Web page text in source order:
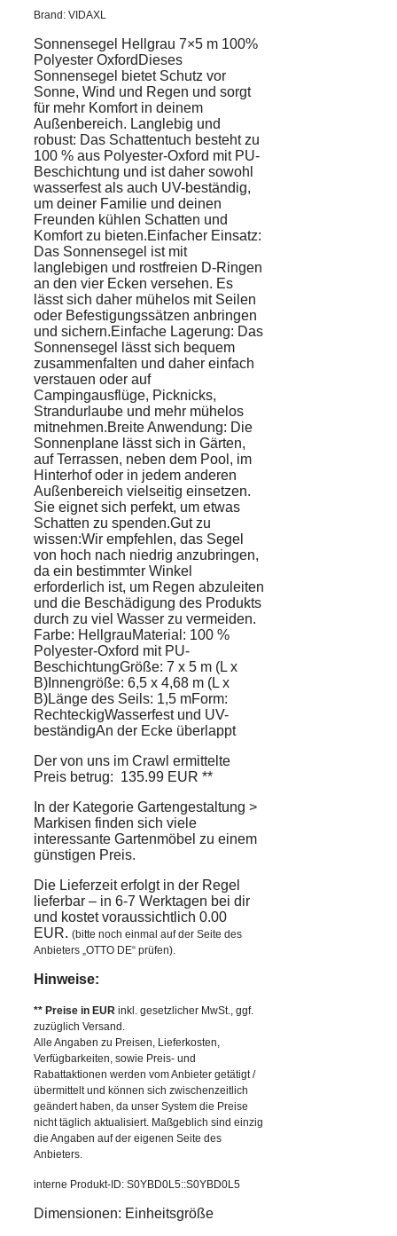
Brand: VIDAXL
Sonnensegel Hellgrau 7×5 m 100%
Polyester OxfordDieses
Sonnensegel bietet Schutz vor
Sonne, Wind und Regen und sorgt
für mehr Komfort in deinem
Außenbereich. Langlebig und
robust: Das Schattentuch besteht zu
100 % aus Polyester-Oxford mit PU-
Beschichtung und ist daher sowohl
wasserfest als auch UV-beständig,
um deiner Familie und deinen
Freunden kühlen Schatten und
Komfort zu bieten.Einfacher Einsatz:
Das Sonnensegel ist mit
langlebigen und rostfreien D-Ringen
an den vier Ecken versehen. Es
lässt sich daher mühelos mit Seilen
oder Befestigungssätzen anbringen
und sichern.Einfache Lagerung: Das
Sonnensegel lässt sich bequem
zusammenfalten und daher einfach
verstauen oder auf
Campingausflüge, Picknicks,
Strandurlaube und mehr mühelos
mitnehmen.Breite Anwendung: Die
Sonnenplane lässt sich in Gärten,
auf Terrassen, neben dem Pool, im
Hinterhof oder in jedem anderen
Außenbereich vielseitig einsetzen.
Sie eignet sich perfekt, um etwas
Schatten zu spenden.Gut zu
wissen:Wir empfehlen, das Segel
von hoch nach niedrig anzubringen,
da ein bestimmter Winkel
erforderlich ist, um Regen abzuleiten
und die Beschädigung des Produkts
durch zu viel Wasser zu vermeiden.
Farbe: HellgrauMaterial: 100 %
Polyester-Oxford mit PU-
BeschichtungGröße: 7 x 5 m (L x
B)Innengröße: 6,5 x 4,68 m (L x
B)Länge des Seils: 1,5 mForm:
RechteckigWasserfest und UV-
beständigAn der Ecke überlappt
Der von uns im Crawl ermittelte
Preis betrug: 135.99 EUR **
In der Kategorie Gartengestaltung >
Markisen finden sich viele
interessante Gartenmöbel zu einem
günstigen Preis.
Die Lieferzeit erfolgt in der Regel
lieferbar – in 6-7 Werktagen bei dir
und kostet voraussichtlich 0.00
EUR. (bitte noch einmal auf der Seite des
Anbieters „OTTO DE“ prüfen).
Hinweise:
** Preise in EUR inkl. gesetzlicher MwSt., ggf.
zuzüglich Versand.
Alle Angaben zu Preisen, Lieferkosten,
Verfügbarkeiten, sowie Preis- und
Rabattaktionen werden vom Anbieter getätigt /
übermittelt und können sich zwischenzeitlich
geändert haben, da unser System die Preise
nicht täglich aktualisiert. Maßgeblich sind einzig
die Angaben auf der eigenen Seite des
Anbieters.
interne Produkt-ID: S0YBD0L5::S0YBD0L5
Dimensionen: Einheitsgröße